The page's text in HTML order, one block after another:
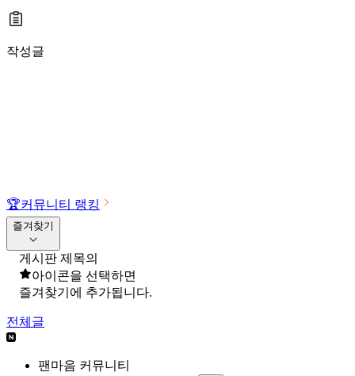
작성글
🏆커뮤니티 랭킹
즐겨찾기
게시판 제목의
아이콘을 선택하면
즐겨찾기에 추가됩니다.
전체글
팬마음 커뮤니티